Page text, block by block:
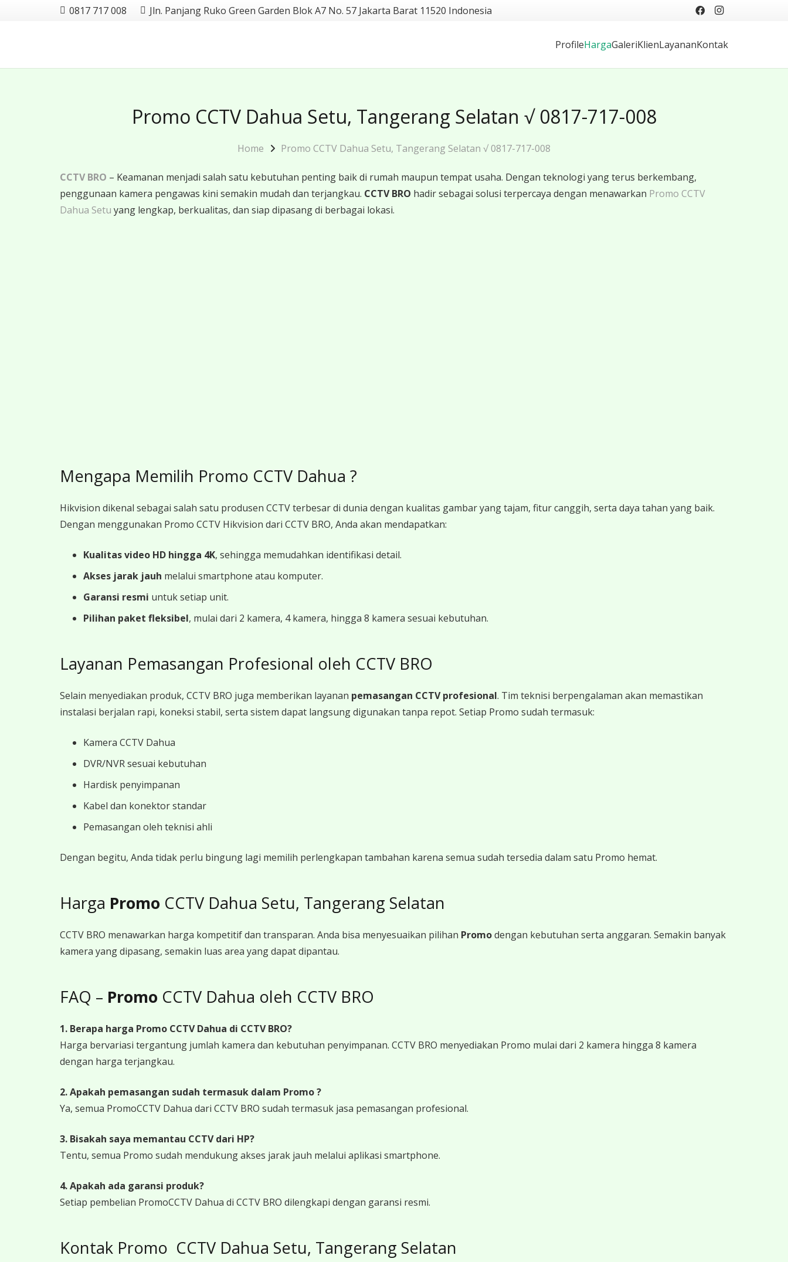
0817 717 008 Jln. Panjang Ruko Green Garden Blok A7 No. 57 Jakarta Barat 11520 Indonesia
ProfileHargaGaleriKlienLayananKontak
Promo CCTV Dahua Setu, Tangerang Selatan √ 0817-717-008
Home Promo CCTV Dahua Setu, Tangerang Selatan √ 0817-717-008
CCTV BRO – Keamanan menjadi salah satu kebutuhan penting baik di rumah maupun tempat usaha. Dengan teknologi yang terus berkembang,
penggunaan kamera pengawas kini semakin mudah dan terjangkau. CCTV BRO hadir sebagai solusi terpercaya dengan menawarkan Promo CCTV
Dahua Setu yang lengkap, berkualitas, dan siap dipasang di berbagai lokasi.
Mengapa Memilih Promo CCTV Dahua ?
Hikvision dikenal sebagai salah satu produsen CCTV terbesar di dunia dengan kualitas gambar yang tajam, fitur canggih, serta daya tahan yang baik.
Dengan menggunakan Promo CCTV Hikvision dari CCTV BRO, Anda akan mendapatkan:
Kualitas video HD hingga 4K, sehingga memudahkan identifikasi detail.
Akses jarak jauh melalui smartphone atau komputer.
Garansi resmi untuk setiap unit.
Pilihan paket fleksibel, mulai dari 2 kamera, 4 kamera, hingga 8 kamera sesuai kebutuhan.
Layanan Pemasangan Profesional oleh CCTV BRO
Selain menyediakan produk, CCTV BRO juga memberikan layanan pemasangan CCTV profesional. Tim teknisi berpengalaman akan memastikan
instalasi berjalan rapi, koneksi stabil, serta sistem dapat langsung digunakan tanpa repot. Setiap Promo sudah termasuk:
Kamera CCTV Dahua
DVR/NVR sesuai kebutuhan
Hardisk penyimpanan
Kabel dan konektor standar
Pemasangan oleh teknisi ahli
Dengan begitu, Anda tidak perlu bingung lagi memilih perlengkapan tambahan karena semua sudah tersedia dalam satu Promo hemat.
Harga Promo CCTV Dahua Setu, Tangerang Selatan
CCTV BRO menawarkan harga kompetitif dan transparan. Anda bisa menyesuaikan pilihan Promodengan kebutuhan serta anggaran. Semakin banyak
kamera yang dipasang, semakin luas area yang dapat dipantau.
FAQ – Promo CCTV Dahua oleh CCTV BRO
1. Berapa harga Promo CCTV Dahua di CCTV BRO?
Harga bervariasi tergantung jumlah kamera dan kebutuhan penyimpanan. CCTV BRO menyediakan Promo mulai dari 2 kamera hingga 8 kamera
dengan harga terjangkau.
2. Apakah pemasangan sudah termasuk dalam Promo ?
Ya, semua PromoCCTV Dahua dari CCTV BRO sudah termasuk jasa pemasangan profesional.
3. Bisakah saya memantau CCTV dari HP?
Tentu, semua Promo sudah mendukung akses jarak jauh melalui aplikasi smartphone.
4. Apakah ada garansi produk?
Setiap pembelian PromoCCTV Dahua di CCTV BRO dilengkapi dengan garansi resmi.
Kontak Promo CCTV Dahua Setu, Tangerang Selatan